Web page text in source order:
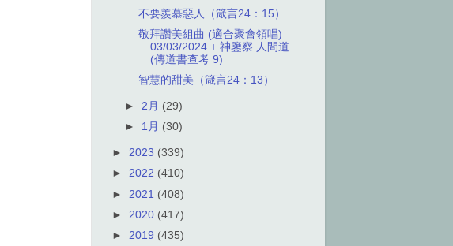
不要羨慕惡人（箴言24：15）
敬拜讚美組曲 (適合聚會領唱)
03/03/2024 + 神鑒察 人間道
(傳道書查考 9)
智慧的甜美（箴言24：13）
►2月 (29)
► 1月 (30)
► 2023 (339)
► 2022 (410)
► 2021 (408)
► 2020 (417)
► 2019 (435)